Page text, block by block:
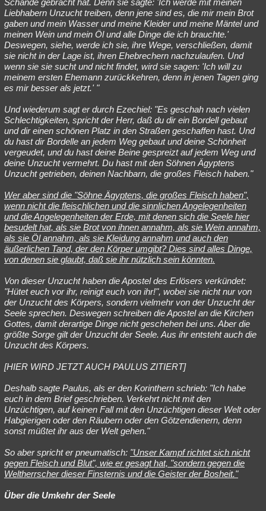
Schande gebracht hat. Denn sie sagte: 'Ich werde mit meinen
Liebhabern Unzucht treiben, denn jene sind es, die mir mein Brot
gaben und mein Wasser und meine Kleider und meine Mäntel und
meinen Wein und mein Öl und alle Dinge die ich brauchte.'
Deswegen, siehe, werde ich sie, ihre Wege, verschließen, damit
sie nicht in der Lage ist, ihren Ehebrechern nachzulaufen. Und
wenn sie sie sucht und nicht findet, wird sie sagen: 'Ich will zu
meinem ersten Ehemann zurückkehren, denn in jenen Tagen ging
es mir besser als jetzt.' "
Und wiederum sagt er durch Ezechiel: "Es geschah nach vielen
Schlechtigkeiten, spricht der Herr, daß du dir ein Bordell gebaut
und dir einen schönen Platz in den Straßen geschaffen hast. Und
du hast dir Bordelle an jedem Weg gebaut und deine Schönheit
vergeudet, und du hast deine Beine gespreizt auf jedem Weg und
deine Unzucht vermehrt. Du hast mit den Söhnen Ägyptens
Unzucht getrieben, deinen Nachbarn, die großes Fleisch haben."
Wer aber sind die "Söhne Ägyptens, die großes Fleisch haben",
wenn nicht die fleischlichen und die sinnlichen Angelegenheiten
und die Angelegenheiten der Erde, mit denen sich die Seele hier
besudelt hat, als sie Brot von ihnen annahm, als sie Wein annahm,
als sie Öl annahm, als sie Kleidung annahm und auch den
äußerlichen Tand, der den Körper umgibt? Dies sind alles Dinge,
von denen sie glaubt, daß sie ihr nützlich sein könnten.
Von dieser Unzucht haben die Apostel des Erlösers verkündet:
"Hütet euch vor ihr, reinigt euch von ihr!", wobei sie nicht nur von
der Unzucht des Körpers, sondern vielmehr von der Unzucht der
Seele sprechen. Deswegen schreiben die Apostel an die Kirchen
Gottes, damit derartige Dinge nicht geschehen bei uns. Aber die
größte Sorge gilt der Unzucht der Seele. Aus ihr entsteht auch die
Unzucht des Körpers.
[HIER WIRD JETZT AUCH PAULUS ZITIERT]
Deshalb sagte Paulus, als er den Korinthern schrieb: "Ich habe
euch in dem Brief geschrieben. Verkehrt nicht mit den
Unzüchtigen, auf keinen Fall mit den Unzüchtigen dieser Welt oder
Habgierigen oder den Räubern oder den Götzendienern, denn
sonst müßtet ihr aus der Welt gehen."
So aber spricht er pneumatisch: "Unser Kampf richtet sich nicht
gegen Fleisch und Blut", wie er gesagt hat, "sondern gegen die
Weltherrscher dieser Finsternis und die Geister der Bosheit."
Über die Umkehr der Seele